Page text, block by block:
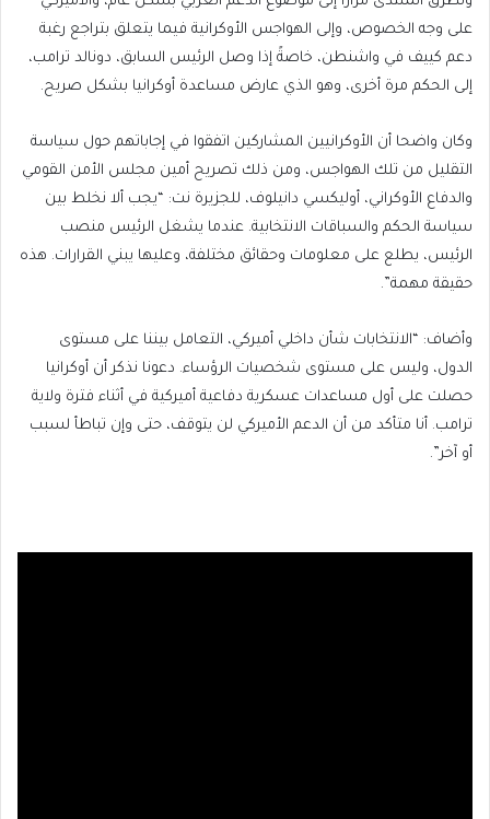
على وجه الخصوص، وإلى الهواجس الأوكرانية فيما يتعلق بتراجع رغبة
دعم كييف في واشنطن، خاصةً إذا وصل الرئيس السابق، دونالد ترامب،
إلى الحكم مرة أخرى، وهو الذي عارض مساعدة أوكرانيا بشكل صريح.
وكان واضحا أن الأوكرانيين المشاركين اتفقوا في إجاباتهم حول سياسة
التقليل من تلك الهواجس، ومن ذلك تصريح أمين مجلس الأمن القومي
والدفاع الأوكراني، أوليكسي دانيلوف، للجزيرة نت: “يجب ألا نخلط بين
سياسة الحكم والسباقات الانتخابية. عندما يشغل الرئيس منصب
الرئيس، يطلع على معلومات وحقائق مختلفة، وعليها يبني القرارات. هذه
حقيقة مهمة”.
وأضاف: “الانتخابات شأن داخلي أميركي، التعامل بيننا على مستوى
الدول، وليس على مستوى شخصيات الرؤساء. دعونا نذكر أن أوكرانيا
حصلت على أول مساعدات عسكرية دفاعية أميركية في أثناء فترة ولاية
ترامب. أنا متأكد من أن الدعم الأميركي لن يتوقف، حتى وإن تباطأ لسبب
أو آخر”.